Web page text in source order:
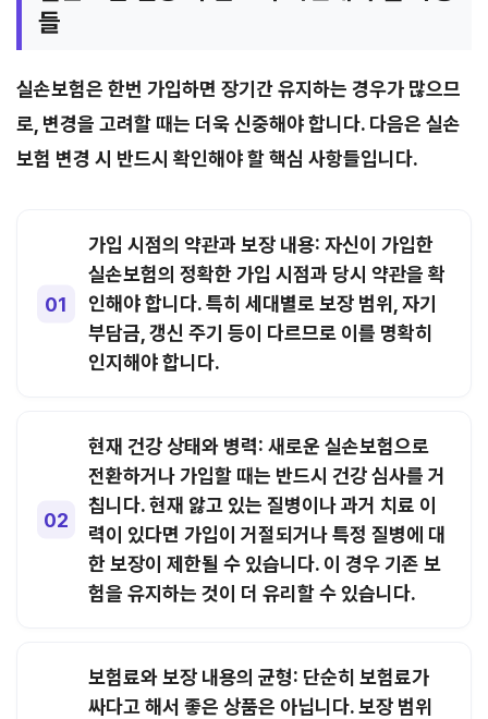
들
실손보험은 한번 가입하면 장기간 유지하는 경우가 많으므
로, 변경을 고려할 때는 더욱 신중해야 합니다. 다음은 실손
보험 변경 시 반드시 확인해야 할 핵심 사항들입니다.
가입 시점의 약관과 보장 내용: 자신이 가입한
실손보험의 정확한 가입 시점과 당시 약관을 확
인해야 합니다. 특히 세대별로 보장 범위, 자기
부담금, 갱신 주기 등이 다르므로 이를 명확히
인지해야 합니다.
현재 건강 상태와 병력: 새로운 실손보험으로
전환하거나 가입할 때는 반드시 건강 심사를 거
칩니다. 현재 앓고 있는 질병이나 과거 치료 이
력이 있다면 가입이 거절되거나 특정 질병에 대
한 보장이 제한될 수 있습니다. 이 경우 기존 보
험을 유지하는 것이 더 유리할 수 있습니다.
보험료와 보장 내용의 균형: 단순히 보험료가
싸다고 해서 좋은 상품은 아닙니다. 보장 범위